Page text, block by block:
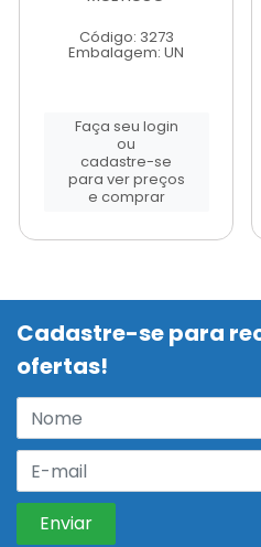
Código: 3273
Embalagem: UN
Faça seu login
ou
cadastre-se
para ver preços
e comprar
Cadastre-se para
ofertas!